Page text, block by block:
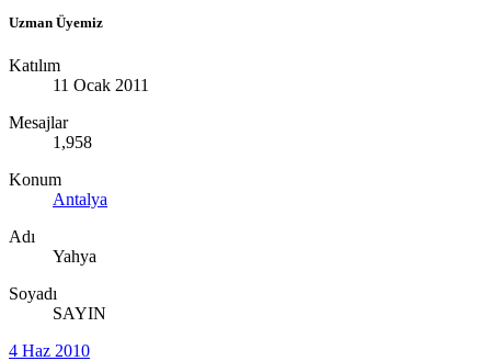
Uzman Üyemiz
Katılım
11 Ocak 2011
Mesajlar
1,958
Konum
Antalya
Adı
Yahya
Soyadı
SAYIN
4 Haz 2010